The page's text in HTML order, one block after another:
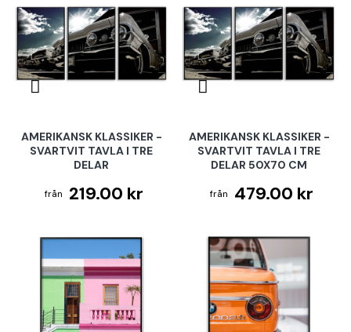
AMERIKANSK KLASSIKER -
SVARTVIT TAVLA I TRE
DELAR
219.00 kr
AMERIKANSK KLASSIKER -
SVARTVIT TAVLA I TRE
DELAR 50X70 CM
479.00 kr